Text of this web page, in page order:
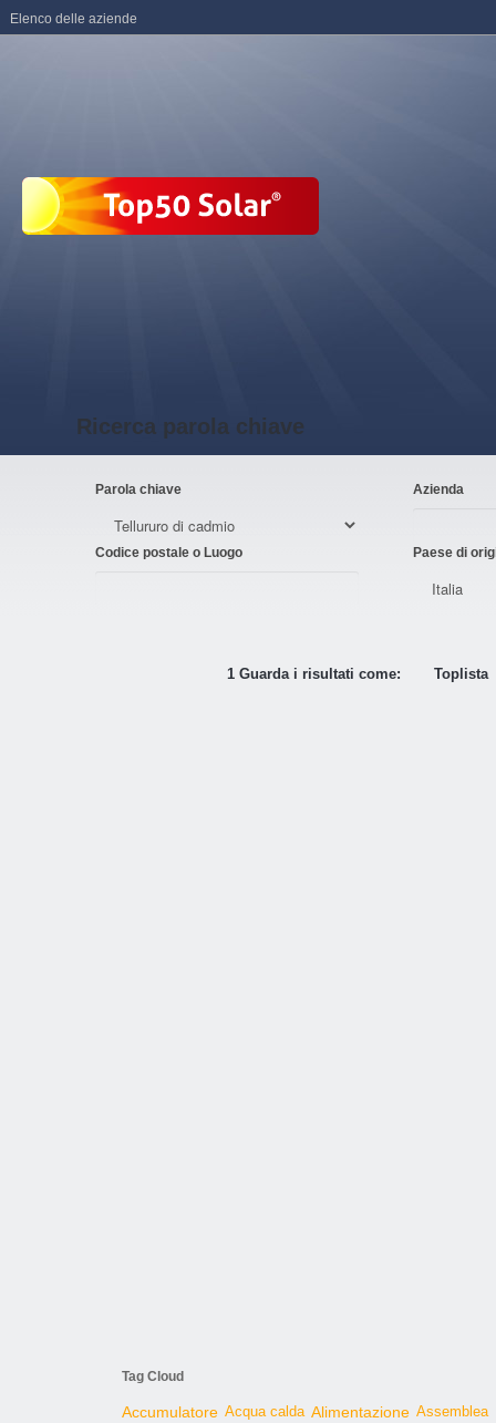
Ricerca parola chiave
Parola chiave Azienda
Codice postale o Luogo Paese di
1 Guarda i risultati come: Toplista
Tag Cloud
Accumulatore Acqua calda Alimentazione Assemblea
Elenco delle aziende